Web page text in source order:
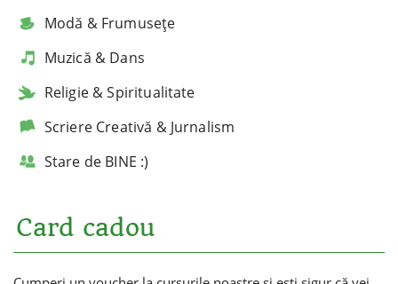
Modă & Frumusețe
Muzică & Dans
Religie & Spiritualitate
Scriere Creativă & Jurnalism
Stare de BINE :)
Card cadou